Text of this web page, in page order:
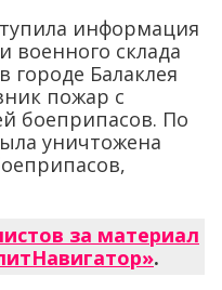
информация
военного склада
Балаклея
пожар с
боеприпасов. По
уничтожена
за материал
.